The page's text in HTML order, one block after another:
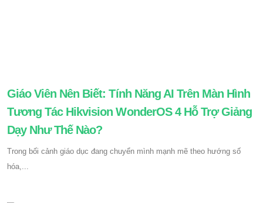
Giáo Viên Nên Biết: Tính Năng AI Trên Màn Hình
Tương Tác Hikvision WonderOS 4 Hỗ Trợ Giảng
Dạy Như Thế Nào?
Trong bối cảnh giáo dục đang chuyển mình mạnh mẽ theo hướng số
hóa,...